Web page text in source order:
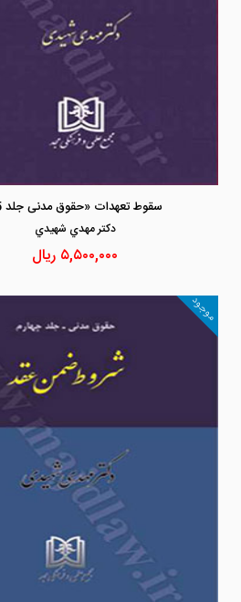
سقوط تعهدات «حقوق مدنی جلد 5»
دكتر مهدي شهيدي
۵,۵۰۰,۰۰۰ ریال
موجود